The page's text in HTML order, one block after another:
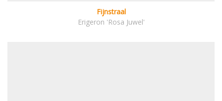
Fijnstraal
Erigeron 'Rosa Juwel'